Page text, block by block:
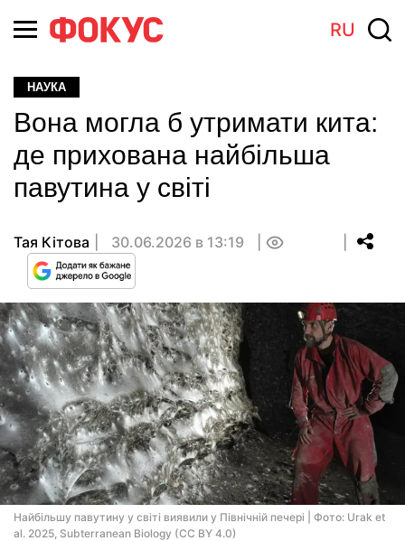
RU
НАУКА
Вона могла б утримати кита:
де прихована найбільша
павутина у світі
Тая Кітова 30.06.2026 в 13:19
Найбільшу павутину у світі виявили у Північній печері | Фото: Urak et
al. 2025, Subterranean Biology (CC BY 4.0)